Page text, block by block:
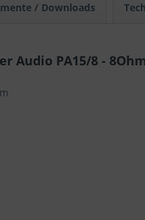
/ Downloads
Audio PA15/8 -